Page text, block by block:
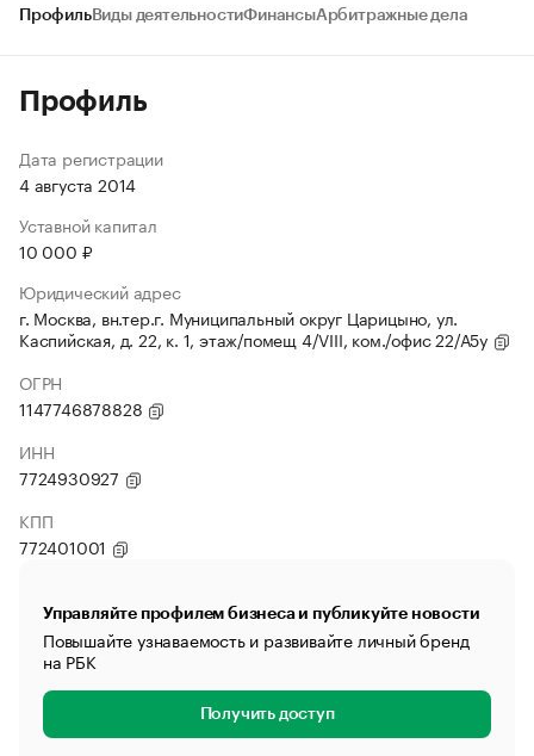
ПрофильВиды деятельностиФинансыАрбитражные дела
Профиль
Дата регистрации
4 августа 2014
Уставной капитал
10 000 ₽
Юридический адрес
г. Москва, вн.тер.г. Муниципальный округ Царицыно, ул.
Каспийская, д. 22, к. 1, этаж/помещ 4/VIII, ком./офис 22/А5у
ОГРН
1147746878828
ИНН
7724930927
КПП
772401001
Управляйте профилем бизнеса и публикуйте новости
Повышайте узнаваемость и развивайте личный бренд
на РБК
Получить доступ